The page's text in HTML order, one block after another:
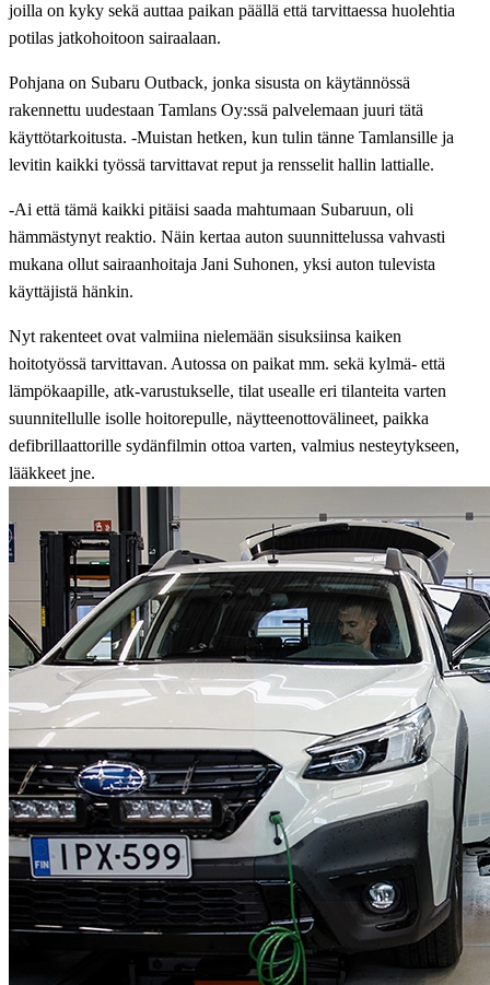
joilla on kyky sekä auttaa paikan päällä että tarvittaessa huolehtia
potilas jatkohoitoon sairaalaan.
Pohjana on Subaru Outback, jonka sisusta on käytännössä
rakennettu uudestaan Tamlans Oy:ssä palvelemaan juuri tätä
käyttötarkoitusta. -Muistan hetken, kun tulin tänne Tamlansille ja
levitin kaikki työssä tarvittavat reput ja rensselit hallin lattialle.
-Ai että tämä kaikki pitäisi saada mahtumaan Subaruun, oli
hämmästynyt reaktio. Näin kertaa auton suunnittelussa vahvasti
mukana ollut sairaanhoitaja Jani Suhonen, yksi auton tulevista
käyttäjistä hänkin.
Nyt rakenteet ovat valmiina nielemään sisuksiinsa kaiken
hoitotyössä tarvittavan. Autossa on paikat mm. sekä kylmä- että
lämpökaapille, atk-varustukselle, tilat usealle eri tilanteita varten
suunnitellulle isolle hoitorepulle, näytteenottovälineet, paikka
defibrillaattorille sydänfilmin ottoa varten, valmius nesteytykseen,
lääkkeet jne.